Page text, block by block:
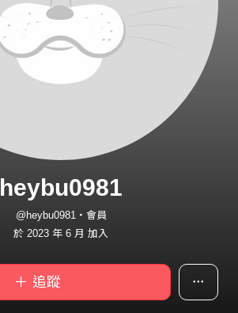
heybu0981
@heybu0981・會員
於 2023 年 6 月 加入
＋ 追蹤